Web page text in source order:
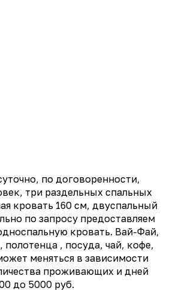
по договоренности,
три раздельных спальных
кровать 160 см, двуспальный
по запросу предоставляем
кровать. Вай-Фай,
полотенца , посуда, чай, кофе,
меняться в зависимости
проживающих и дней
до 5000 руб.